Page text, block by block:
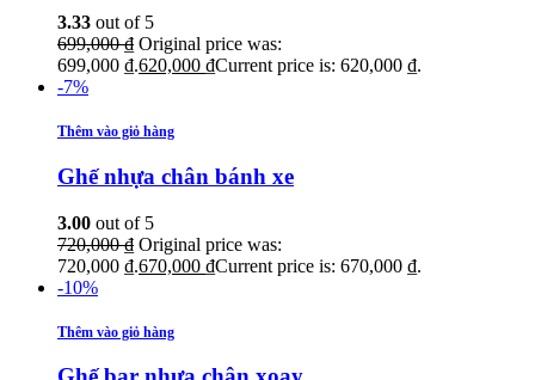
3.33 out of 5
699,000₫ Original price was:
699,000 ₫.620,000 ₫Current price is: 620,000 ₫.
-7%
Thêm vào giỏ hàng
Ghế nhựa chân bánh xe
3.00 out of 5
720,000₫ Original price was:
720,000 ₫.670,000 ₫Current price is: 670,000 ₫.
-10%
Thêm vào giỏ hàng